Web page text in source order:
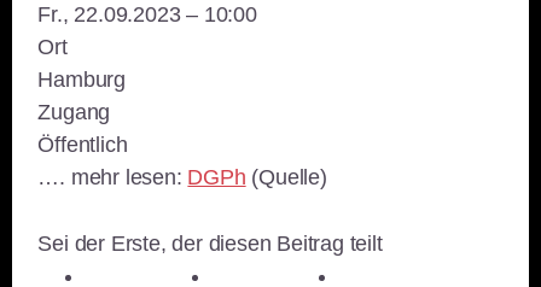
Fr., 22.09.2023 – 10:00
Ort
Hamburg
Zugang
Öffentlich
…. mehr lesen: DGPh (Quelle)
Sei der Erste, der diesen Beitrag teilt